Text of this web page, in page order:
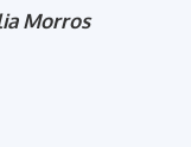
Morros